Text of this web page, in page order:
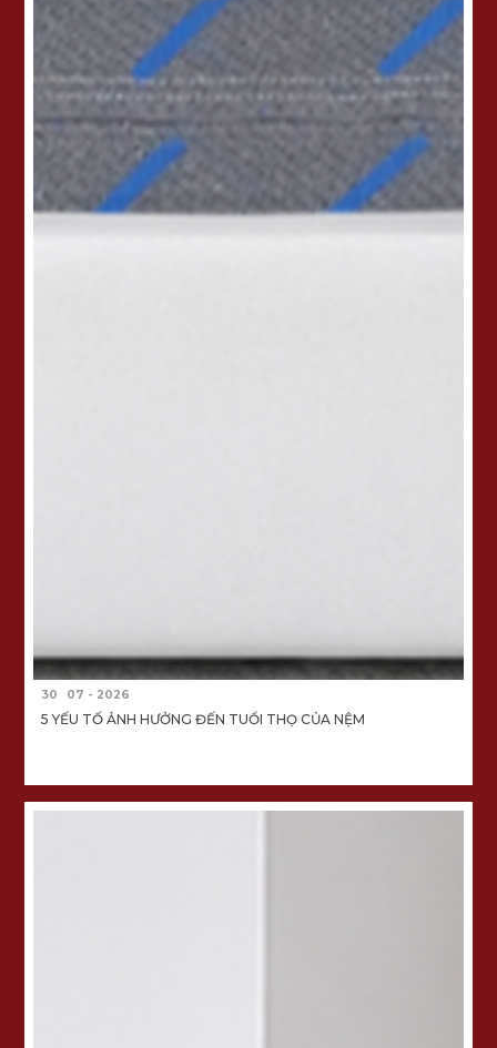
30 07 - 2026
5 YẾU TỐ ẢNH HƯỞNG ĐẾN TUỔI THỌ CỦA NỆM